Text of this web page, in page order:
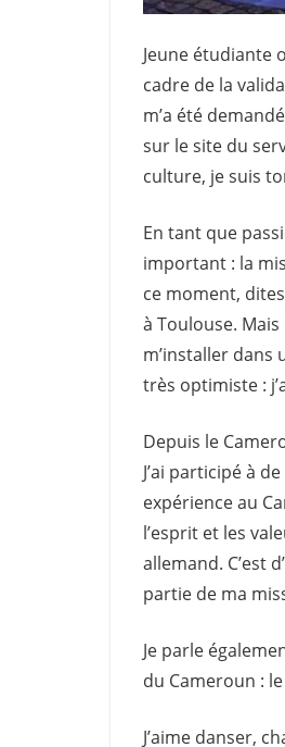
Jeune étudiante
cadre de la
m’a été
sur le site du
culture, je suis
En tant que
important : la
ce moment,
à Toulouse.
m’installer dans
très optimiste :
Depuis le
J’ai participé à
expérience au
l’esprit et les
allemand. C’est
partie de ma
Je parle
du Cameroun : le
J’aime danser,